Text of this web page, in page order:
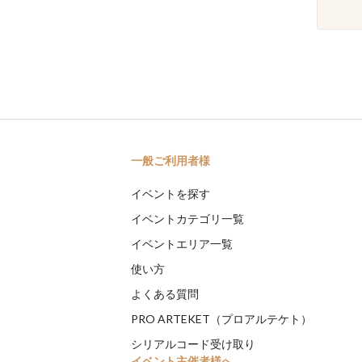
一般ご利用者様
イベントを探す
イベントカテゴリ一覧
イベントエリア一覧
使い方
よくある質問
PRO ARTEKET（プロアルテケト）
シリアルコード受け取り